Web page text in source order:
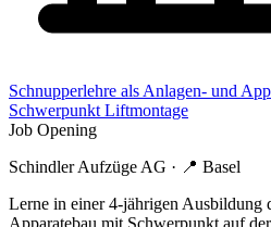
Schnupperlehre als Anlagen- und
Schwerpunkt Liftmontage
Job Opening
Schindler Aufzüge AG · 📍 Basel
Lerne in einer 4-jährigen Ausbildung
Apparatebau mit Schwerpunkt auf